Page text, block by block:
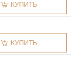
КУПИТЬ
КУПИТЬ